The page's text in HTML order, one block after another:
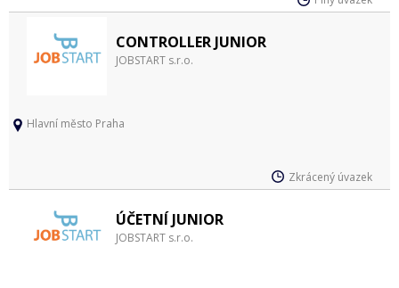
CONTROLLER JUNIOR
JOBSTART s.r.o.
Hlavní město Praha
Zkrácený úvazek
ÚČETNÍ JUNIOR
JOBSTART s.r.o.